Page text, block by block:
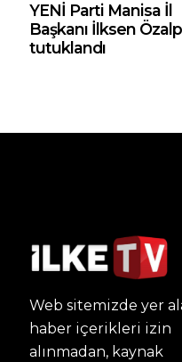
YENİ Parti Manisa İl
Başkanı İlksen
tutuklandı
Web sitemizde yer
haber içerikleri izin
alınmadan, kaynak